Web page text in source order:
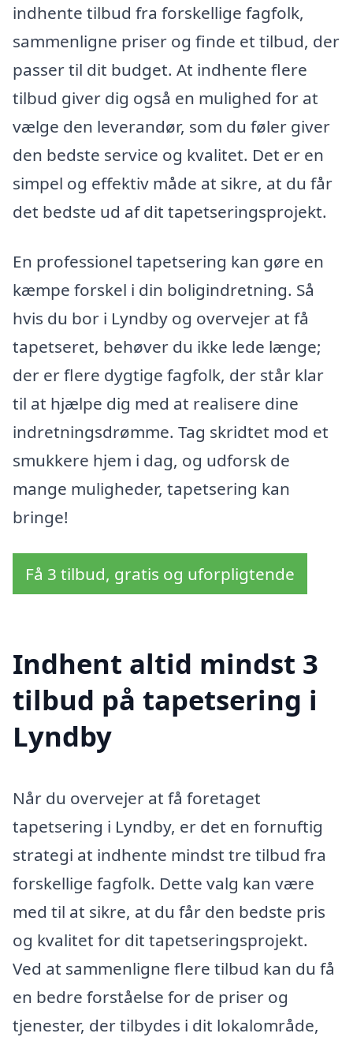
indhente tilbud fra forskellige fagfolk,
sammenligne priser og finde et tilbud, der
passer til dit budget. At indhente flere
tilbud giver dig også en mulighed for at
vælge den leverandør, som du føler giver
den bedste service og kvalitet. Det er en
simpel og effektiv måde at sikre, at du får
det bedste ud af dit tapetseringsprojekt.
En professionel tapetsering kan gøre en
kæmpe forskel i din boligindretning. Så
hvis du bor i Lyndby og overvejer at få
tapetseret, behøver du ikke lede længe;
der er flere dygtige fagfolk, der står klar
til at hjælpe dig med at realisere dine
indretningsdrømme. Tag skridtet mod et
smukkere hjem i dag, og udforsk de
mange muligheder, tapetsering kan
bringe!
Få 3 tilbud, gratis og uforpligtende
Indhent altid mindst 3
tilbud på tapetsering i
Lyndby
Når du overvejer at få foretaget
tapetsering i Lyndby, er det en fornuftig
strategi at indhente mindst tre tilbud fra
forskellige fagfolk. Dette valg kan være
med til at sikre, at du får den bedste pris
og kvalitet for dit tapetseringsprojekt.
Ved at sammenligne flere tilbud kan du få
en bedre forståelse for de priser og
tjenester, der tilbydes i dit lokalområde,